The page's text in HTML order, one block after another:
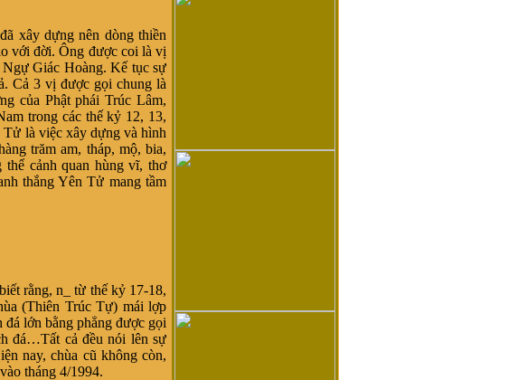
xây dựng nên dòng thiền
với đời. Ông được coi là vị
Giác Hoàng. Kế tục sự
Cả 3 vị được gọi chung là
của Phật phái Trúc Lâm,
trong các thế kỷ 12, 13,
là việc xây dựng và hình
trăm am, tháp, mộ, bia,
thể cảnh quan hùng vĩ, thơ
thắng Yên Tử mang tầm
rằng, n_ từ thế kỷ 17-18,
(Thiên Trúc Tự) mái lợp
lớn bằng phẳng được gọi
đá…Tất cả đều nói lên sự
nay, chùa cũ không còn,
tháng 4/1994.